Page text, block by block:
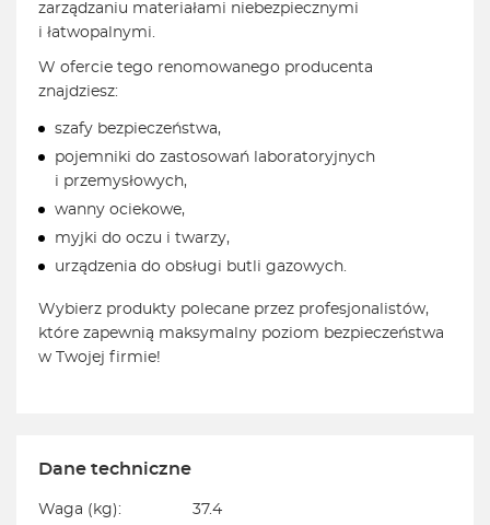
zarządzaniu materiałami niebezpiecznymi
i łatwopalnymi.
W ofercie tego renomowanego producenta
znajdziesz:
szafy bezpieczeństwa,
pojemniki do zastosowań laboratoryjnych
i przemysłowych,
wanny ociekowe,
myjki do oczu i twarzy,
urządzenia do obsługi butli gazowych.
Wybierz produkty polecane przez profesjonalistów,
które zapewnią maksymalny poziom bezpieczeństwa
w Twojej firmie!
Dane techniczne
Waga (kg):
37.4